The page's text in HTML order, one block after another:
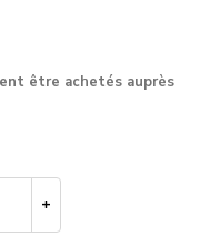
être achetés auprès